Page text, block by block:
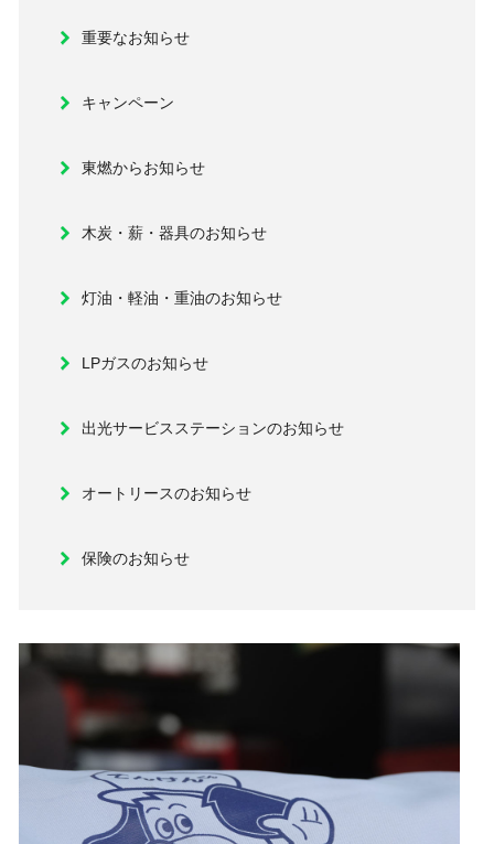
重要なお知らせ
キャンペーン
東燃からお知らせ
木炭・薪・器具のお知らせ
灯油・軽油・重油のお知らせ
LPガスのお知らせ
出光サービスステーションのお知らせ
オートリースのお知らせ
保険のお知らせ